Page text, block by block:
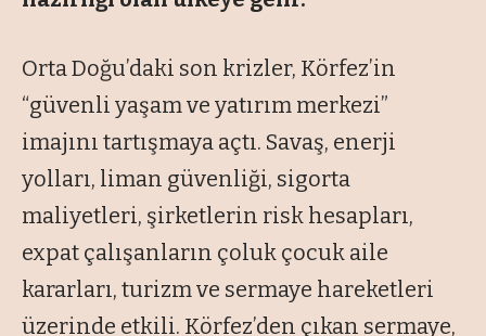
Orta Doğu’daki son krizler, Körfez’in
“güvenli yaşam ve yatırım merkezi”
imajını tartışmaya açtı. Savaş, enerji
yolları, liman güvenliği, sigorta
maliyetleri, şirketlerin risk hesapları,
expat çalışanların çoluk çocuk aile
kararları, turizm ve sermaye hareketleri
üzerinde etkili. Körfez’den çıkan sermaye,